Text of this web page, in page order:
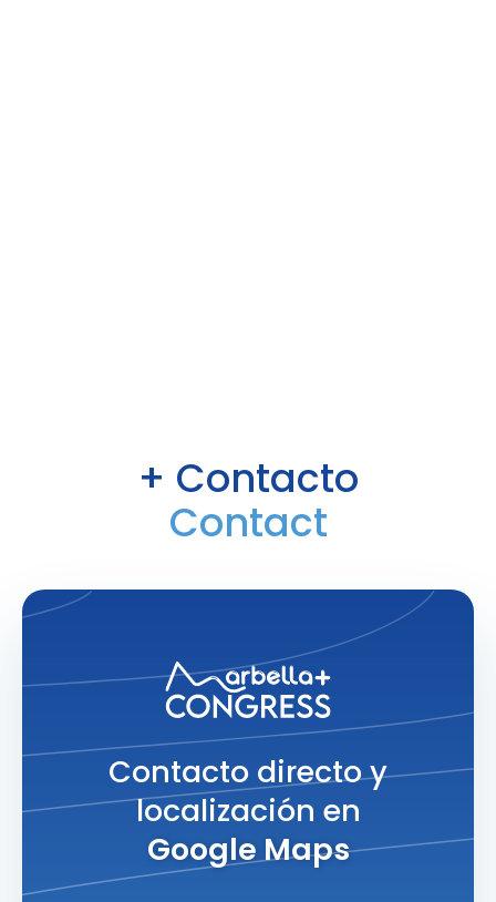
+ Contacto
Contact
Contacto directo y
localización en
Google Maps